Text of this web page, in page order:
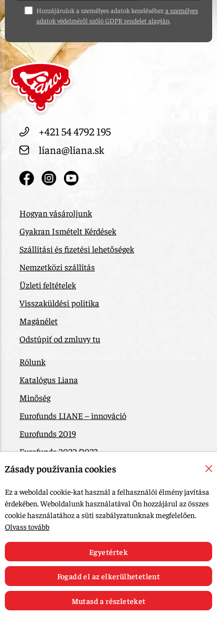
Hozzájárulok a személyes adatok kezeléséheza személyes
adatok védelméről szóló GDPR rendelet alapján.
+421 54 4792 195
liana@liana.sk
Hogyan vásároljunk
Gyakran Ismételt Kérdések
Szállítási és fizetési lehetőségek
Nemzetközi szállítás
Üzleti feltételek
Visszaküldési politika
Magánélet
Odstúpiť od zmluvy tu
Rólunk
Katalógus Liana
Minőség
Eurofunds LIANE – innováció
Eurofunds 2019
Eurofunds 2022/2023
EÚ Plán obnovy
Kapcsolatba lépni
© 2015-2026, LIANA GOLIAŠ s.r.o. Minden jog fenntartva.
Cookie-beállítások szerkesztése
Zásady používania cookies
Ez a weboldal cookie-kat használ a felhasználói élmény javítása
érdekében. Weboldalunk használatával Ön hozzájárul az összes
cookie használatához a süti szabályzatunknak megfelelően.
Olvass tovább
Egyetértek
Fogadd el az elkerülhetetlent
Mutasd a részleteket